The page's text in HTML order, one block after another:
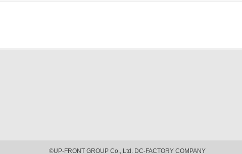
©UP-FRONT GROUP Co., Ltd. DC-FACTORY COMPANY